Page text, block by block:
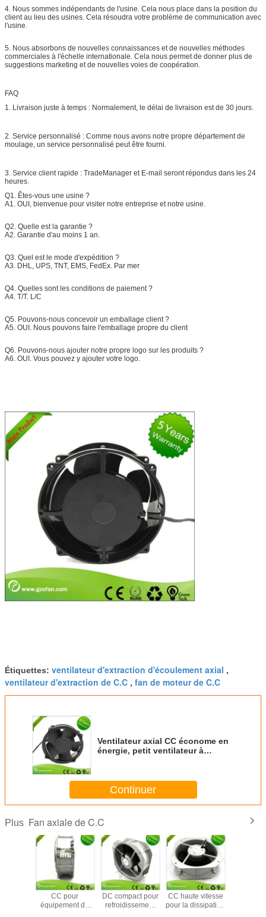
4. Nous sommes indépendants de l'usine. Cela nous place dans la position du
client au lieu des usines. Cela résoudra votre problème de communication avec
l'usine.
5. Nous absorbons de nouvelles connaissances et de nouvelles méthodes
commerciales à l'échelle internationale. Cela nous permet de donner plus de
suggestions marketing et de nouvelles voies de coopération.
FAQ
1. Livraison juste à temps : Normalement, le délai de livraison est de 30 jours.
2. Service personnalisé : Comme nous avons notre propre département de
moulage, un service personnalisé peut être fourni.
3. Service client rapide : TradeManager et E-mail seront répondus dans les 24
heures.
Q1. Êtes-vous une usine ?
A1. OUI, bienvenue pour visiter notre entreprise et notre usine.
Q2. Quelle est la garantie ?
A2. Garantie d'au moins 1 an.
Q3. Quel est le mode d'expédition ?
A3. DHL, UPS, TNT, EMS, FedEx. Par mer
Q4. Quelles sont les conditions de paiement ?
A4. T/T. L/C
Q5. Pouvons-nous concevoir un emballage client ?
A5. OUI. Nous pouvons faire l'emballage propre du client
Q6. Pouvons-nous ajouter notre propre logo sur les produits ?
A6. OUI. Vous pouvez y ajouter votre logo.
Étiquettes: ventilateur d'extraction d'écoulement axial ,
ventilateur d'extraction de C.C , fan de moteur de C.C
Ventilateur axial CC économe en
énergie, petit ventilateur à
d'impression 3D
Continuer
Plus Fan axiale de C.C
Ventilateur axial
CC pour
équipement de
Ventilateur axial
DC compact pour
refroidissement
Ventilateur axial
CC haute vitesse
pour la dissipation